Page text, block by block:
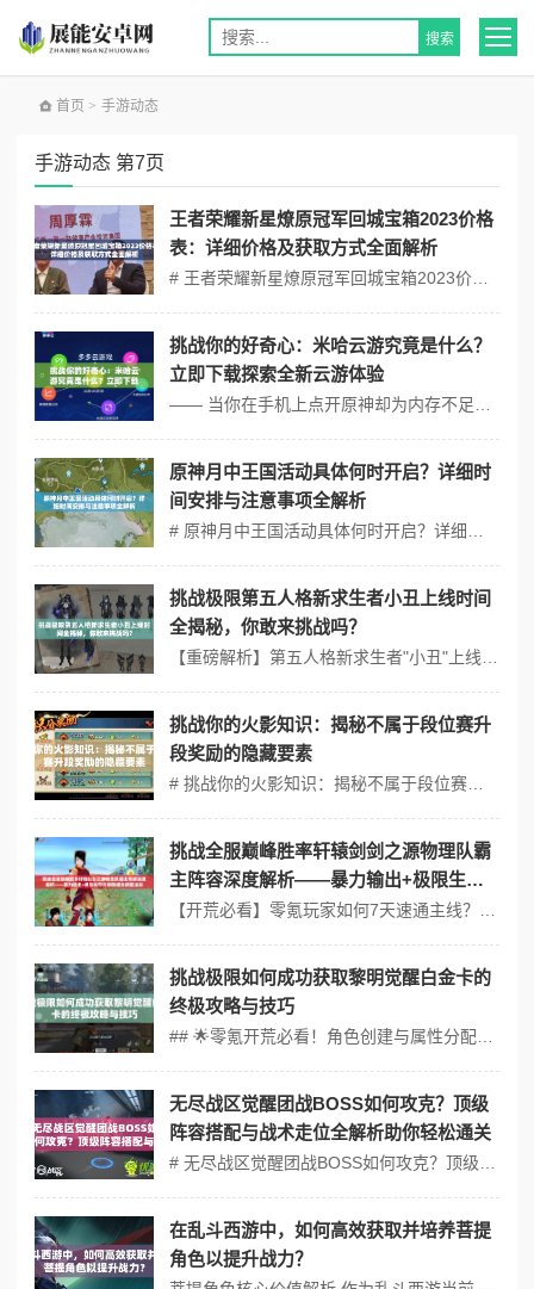
首页 > 手游动态
手游动态 第7页
王者荣耀新星燎原冠军回城宝箱2023价格
表：详细价格及获取方式全面解析
挑战你的好奇心：米哈云游究竟是什么？
立即下载探索全新云游体验
原神月中王国活动具体何时开启？详细时
间安排与注意事项全解析
挑战极限第五人格新求生者小丑上线时间
全揭秘，你敢来挑战吗？
挑战你的火影知识：揭秘不属于段位赛升
段奖励的隐藏要素
挑战全服巅峰胜率轩辕剑剑之源物理队霸
主阵容深度解析——暴力输出+极限生存
的制胜组合搭配法则
挑战极限如何成功获取黎明觉醒白金卡的
终极攻略与技巧
无尽战区觉醒团战BOSS如何攻克？顶级
阵容搭配与战术走位全解析助你轻松通关
在乱斗西游中，如何高效获取并培养菩提
角色以提升战力？